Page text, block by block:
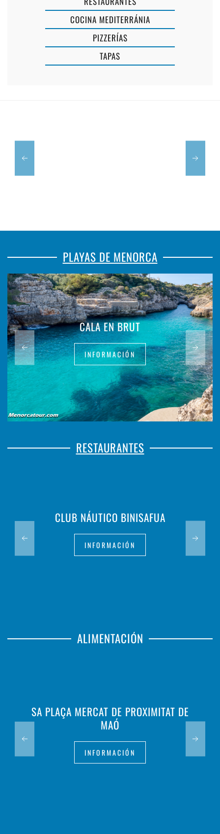
COCINA MEDITERRÁNIA
PIZZERÍAS
TAPAS
PLAYAS DE MENORCA
CALA EN BRUT
INFORMACIÓN
RESTAURANTES
CLUB NÁUTICO BINISAFUA
INFORMACIÓN
ALIMENTACIÓN
SA PLAÇA MERCAT DE PROXIMITAT DE
MAÓ
INFORMACIÓN